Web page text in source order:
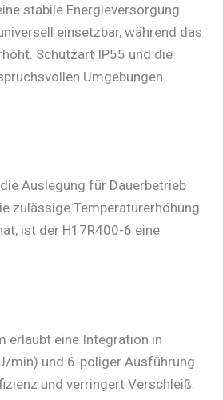
stabile Energieversorgung
einsetzbar, während das
Schutzart IP55 und die
Umgebungen
Auslegung für Dauerbetrieb
zulässige Temperaturerhöhung
ist der H17R400-6 eine
erlaubt eine Integration in
min) und 6-poliger Ausführung
und verringert Verschleiß.